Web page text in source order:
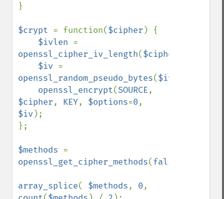
}
$crypt = function($cipher ) {
$ivlen
openssl_cipher_iv_length($cipher
$iv
openssl_random_pseudo_bytes($ivlen
openssl_encrypt(SOURCE
$cipher, KEY, $options=0
$iv);
};
$methods
openssl_get_cipher_methods(false
array_splice( $methods, 0